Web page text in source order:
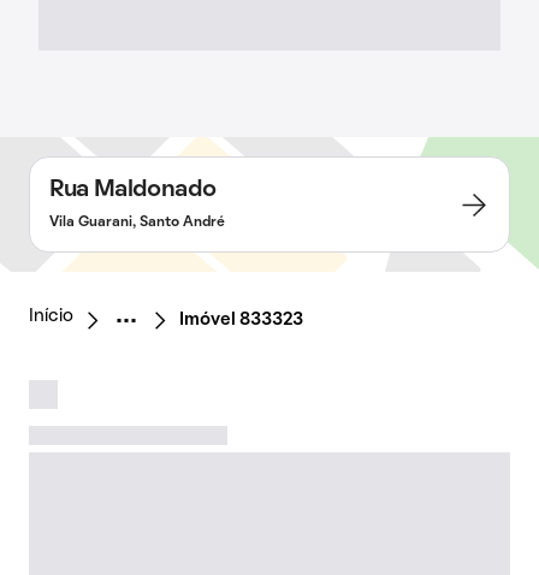
Rua Maldonado
Vila Guarani, Santo André
Início Imóvel 833323